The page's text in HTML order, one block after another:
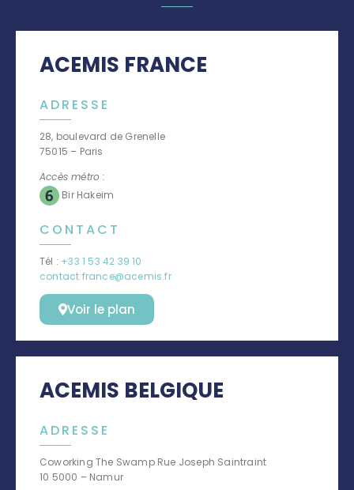
ACEMIS FRANCE
ADRESSE
28, boulevard de Grenelle
75015 – Paris
Accès métro :
Bir Hakeim
CONTACT
Tél : +331 53 42 39 10
contact.france@acemis.fr
Voir le plan
ACEMIS BELGIQUE
ADRESSE
Coworking The Swamp Rue Joseph Saintraint
10 5000 – Namur